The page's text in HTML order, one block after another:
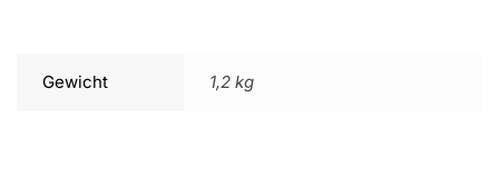
Gewicht 1,2 kg